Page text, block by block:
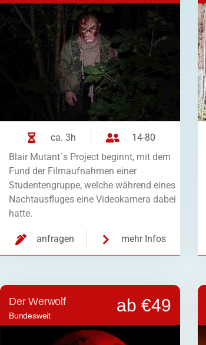
ca. 3h
14-80
Blair Mutant´s Project beginnt, mit dem
Fund der Filmaufnahmen einer
Studentengruppe, welche während eines
Nachtausfluges eine Videokamera dabei
hatte.
anfragen mehr Infos
Der Werwolf
Bundesweit
ab €49